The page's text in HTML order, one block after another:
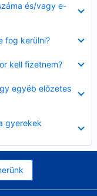
és/vagy e-
fog kerülni?
kell fizetnem?
egyéb előzetes
gyerekek